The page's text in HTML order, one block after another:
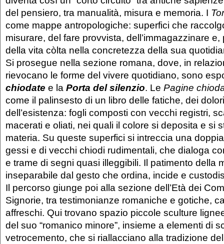
del pensiero, tra manualità, misura e memoria. I
come mappe antropologiche: superfici che
misurare, del fare provvista, dell’immagazzinare
della vita còlta nella concretezza della sua
Si prosegue nella sezione romana, dove, in
rievocano le forme del vivere quotidiano, sono
chiodate e la Porta del silenzio. Le Pagine
come il palinsesto di un libro delle fatiche, dei
dell’esistenza: fogli composti con vecchi registri,
macerati e oliati, nei quali il colore si deposita e si
materia. Su queste superfici si intreccia una
gessi e di vecchi chiodi rudimentali, che dialoga
e trame di segni quasi illeggibili. Il patimento della
inseparabile dal gesto che ordina, incide e
Il percorso giunge poi alla sezione dell’Età dei
Signorie, tra testimonianze romaniche e gotiche,
affreschi. Qui trovano spazio piccole sculture
del suo “romanico minore”, insieme a elementi di
vetrocemento, che si riallacciano alla tradizione